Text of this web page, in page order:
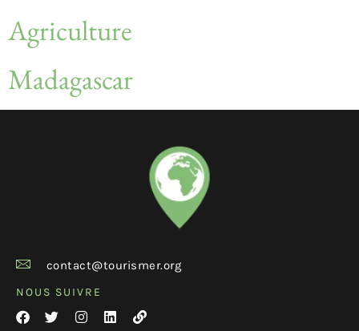
Agriculture
Madagascar
contact@tourismer.org
NOUS SUIVRE